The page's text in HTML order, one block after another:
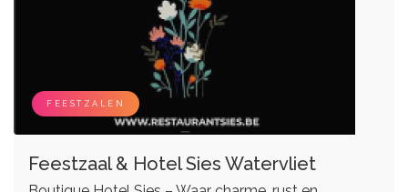
FEESTZALEN
Feestzaal & Hotel Sies Watervliet